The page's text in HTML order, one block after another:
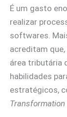
É um gasto
realizar
softwares.
acreditam
área tributária
habilidades
estratégicos,
Transformation